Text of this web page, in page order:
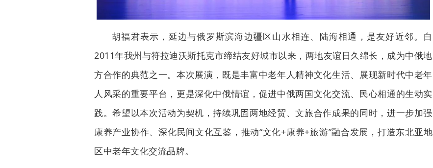
胡福君表示，延边与俄罗斯滨海边疆区山水相连、陆海相通，是友好近邻。自
2011年我州与符拉迪沃斯托克市缔结友好城市以来，两地友谊日久绵长，成为中俄地
方合作的典范之一。本次展演，既是丰富中老年人精神文化生活、展现新时代中老年
人风采的重要平台，更是深化中俄情谊，促进中俄两国文化交流、民心相通的生动实
践。希望以本次活动为契机，持续巩固两地经贸、文旅合作成果的同时，进一步加强
康养产业协作、深化民间文化互鉴，推动“文化+康养+旅游”融合发展，打造东北亚地
区中老年文化交流品牌。